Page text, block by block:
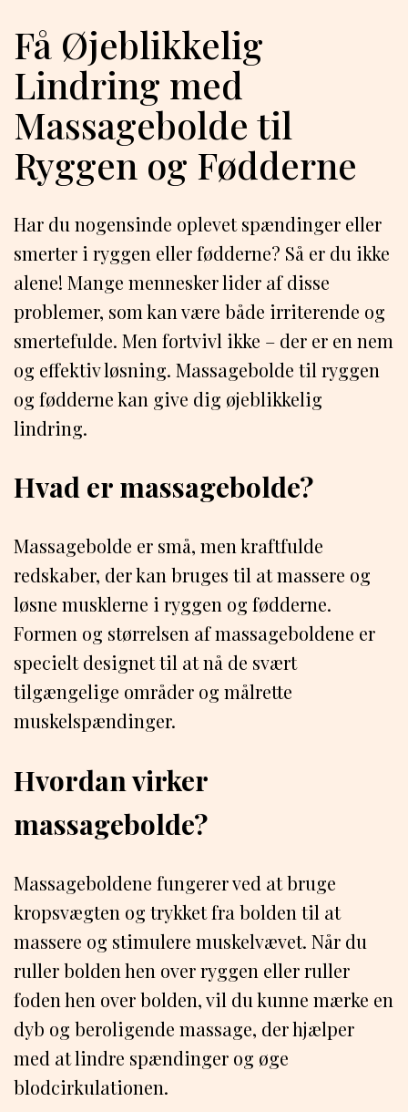
Få Øjeblikkelig
Lindring med
Massagebolde til
Ryggen og Fødderne
Har du nogensinde oplevet spændinger eller
smerter i ryggen eller fødderne? Så er du ikke
alene! Mange mennesker lider af disse
problemer, som kan være både irriterende og
smertefulde. Men fortvivl ikke – der er en nem
og effektiv løsning. Massagebolde til ryggen
og fødderne kan give dig øjeblikkelig
lindring.
Hvad er massagebolde?
Massagebolde er små, men kraftfulde
redskaber, der kan bruges til at massere og
løsne musklerne i ryggen og fødderne.
Formen og størrelsen af massageboldene er
specielt designet til at nå de svært
tilgængelige områder og målrette
muskelspændinger.
Hvordan virker
massagebolde?
Massageboldene fungerer ved at bruge
kropsvægten og trykket fra bolden til at
massere og stimulere muskelvævet. Når du
ruller bolden hen over ryggen eller ruller
foden hen over bolden, vil du kunne mærke en
dyb og beroligende massage, der hjælper
med at lindre spændinger og øge
blodcirkulationen.